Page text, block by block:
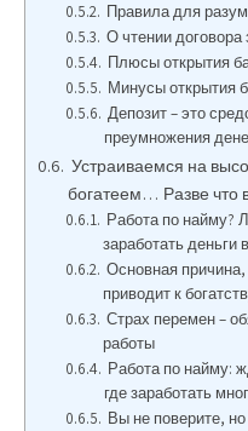
Правила для
О чтении
Плюсы открытия
Минусы открытия
Депозит – это
преумножения
Устраиваемся на
богатеем… Разве что
Работа по найму?
заработать деньги
Основная
приводит к
Страх перемен –
работы
Работа по найму:
где заработать
Вы не поверите,